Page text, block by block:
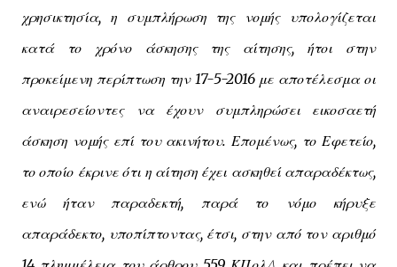
χρησικτησία, η συμπλήρωση της νομής υπολογίζεται
κατά το χρόνο άσκησης της αίτησης, ήτοι στην
προκείμενη περίπτωση την 17-5-2016 με αποτέλεσμα οι
αναιρεσείοντες να έχουν συμπληρώσει εικοσαετή
άσκηση νομής επί του ακινήτου. Επομένως, το Εφετείο,
το οποίο έκρινε ότι η αίτηση έχει ασκηθεί απαραδέκτως,
ενώ ήταν παραδεκτή, παρά το νόμο κήρυξε
απαράδεκτο, υποπίπτοντας, έτσι, στην από τον αριθμό